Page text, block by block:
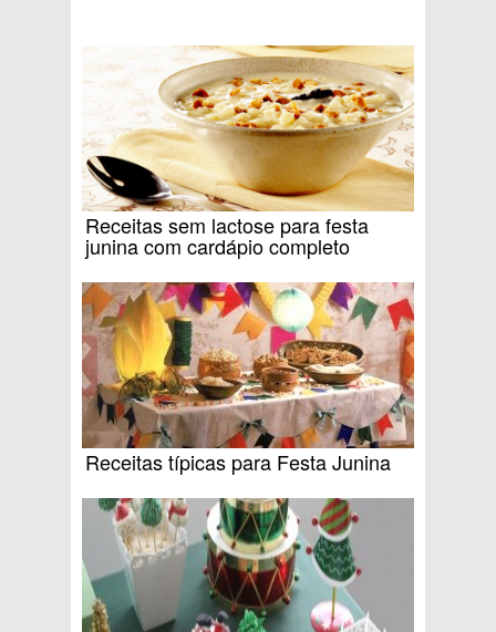
Receitas sem lactose para festa
junina com cardápio completo
Receitas típicas para Festa Junina